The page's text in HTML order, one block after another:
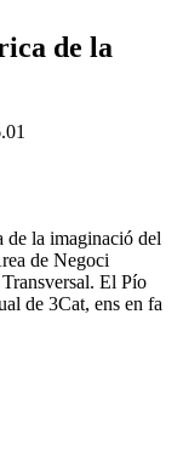
de la
de la imaginació del
de Negoci
El Pío
de 3Cat, ens en fa